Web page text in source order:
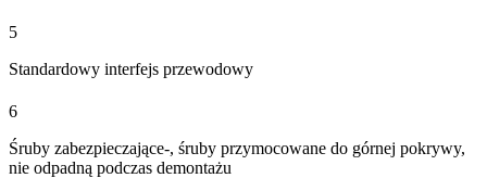
5
Standardowy interfejs przewodowy
6
Śruby zabezpieczające-, śruby przymocowane do górnej pokrywy,
nie odpadną podczas demontażu